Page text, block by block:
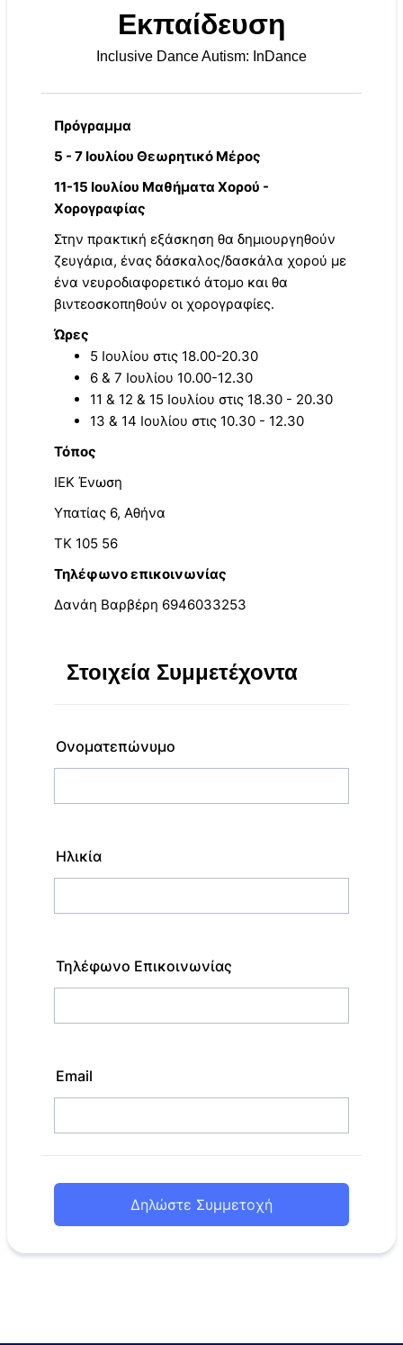
Εκπαίδευση
Inclusive Dance Autism: InDance
Πρόγραμμα
5 - 7 Ιουλίου Θεωρητικό Μέρος
11-15 Ιουλίου Μαθήματα Χορού -
Χορογραφίας
Στην πρακτική εξάσκηση θα δημιουργηθούν
ζευγάρια, ένας δάσκαλος/δασκάλα χορού με
ένα νευροδιαφορετικό άτομο και θα
βιντεοσκοπηθούν οι χορογραφίες.
Ώρες
5 Ιουλίου στις 18.00-20.30
6 & 7 Ιουλίου 10.00-12.30
11 & 12 & 15 Ιουλίου στις 18.30 - 20.30
13 & 14 Ιουλίου στις 10.30 - 12.30
Τόπος
ΙΕΚ Ένωση
Υπατίας 6, Αθήνα
ΤΚ 105 56
Τηλέφωνο επικοινωνίας
Δανάη Βαρβέρη 6946033253
Στοιχεία Συμμετέχοντα
Ονοματεπώνυμο
Ηλικία
Τηλέφωνο Επικοινωνίας
Email
Δηλώστε Συμμετοχή